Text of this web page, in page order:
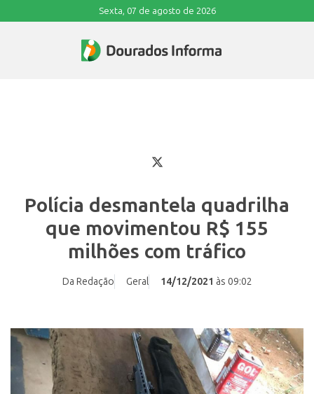
Sexta, 07 de agosto de 2026
Polícia desmantela quadrilha
que movimentou R$ 155
milhões com tráfico
Da Redação Geral 14/12/2021 às 09:02